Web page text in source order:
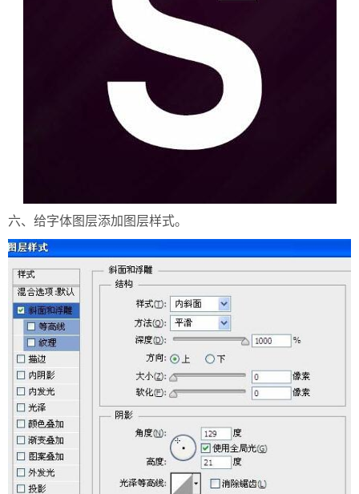
六、给字体图层添加图层样式。